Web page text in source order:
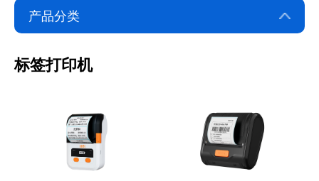
标签打印机
标签打印机